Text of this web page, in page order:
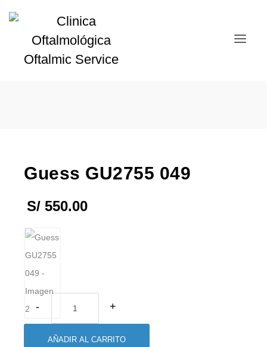
Guess GU2755 049
S/ 550.00
AÑADIR AL CARRITO